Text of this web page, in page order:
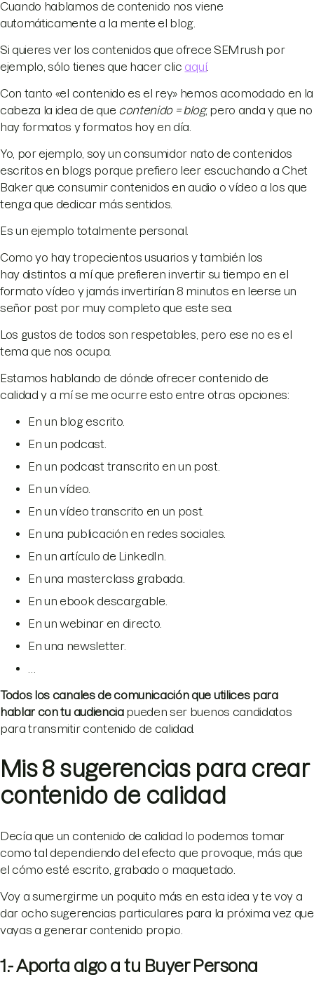
Cuando hablamos de contenido nos viene
automáticamente a la mente el blog.
Si quieres ver los contenidos que ofrece SEMrush por
ejemplo, sólo tienes que hacer clic aquí.
Con tanto «el contenido es el rey» hemos acomodado en la
cabeza la idea de que contenido = blog, pero anda y que no
hay formatos y formatos hoy en día.
Yo, por ejemplo, soy un consumidor nato de contenidos
escritos en blogs porque prefiero leer escuchando a Chet
Baker que consumir contenidos en audio o vídeo a los que
tenga que dedicar más sentidos.
Es un ejemplo totalmente personal.
Como yo hay tropecientos usuarios y también los
hay distintos a mí que prefieren invertir su tiempo en el
formato vídeo y jamás invertirían 8 minutos en leerse un
señor post por muy completo que este sea.
Los gustos de todos son respetables, pero ese no es el
tema que nos ocupa.
Estamos hablando de dónde ofrecer contenido de
calidad y a mí se me ocurre esto entre otras opciones:
En un blog escrito.
En un podcast.
En un podcast transcrito en un post.
En un vídeo.
En un vídeo transcrito en un post.
En una publicación en redes sociales.
En un artículo de LinkedIn.
En una masterclass grabada.
En un ebook descargable.
En un webinar en directo.
En una newsletter.
Todos los canales de comunicación que utilices para
hablar con tu audienciapueden ser buenos candidatos
para transmitir contenido de calidad.
Mis 8 sugerencias para crear
contenido de calidad
Decía que un contenido de calidad lo podemos tomar
como tal dependiendo del efecto que provoque, más que
el cómo esté escrito, grabado o maquetado.
Voy a sumergirme un poquito más en esta idea y te voy a
dar ocho sugerencias particulares para la próxima vez que
vayas a generar contenido propio.
1.- Aporta algo a tu Buyer Persona